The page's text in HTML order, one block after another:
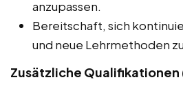
anzupassen.
Bereitschaft, sich
und neue Lehrmethoden
Zusätzliche